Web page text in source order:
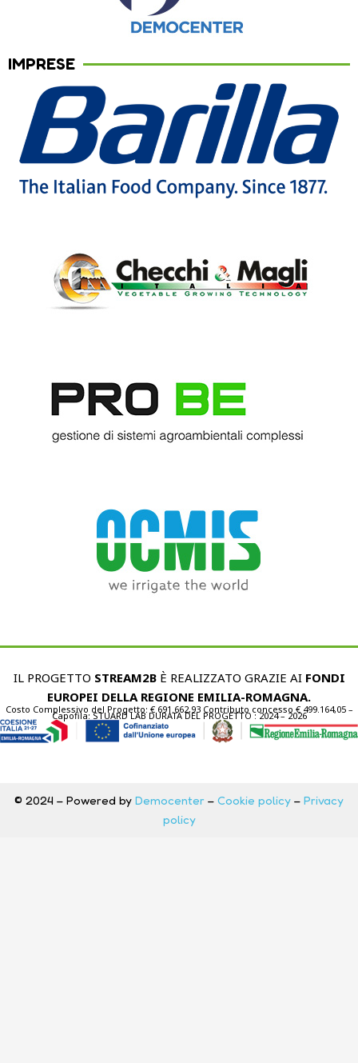
IMPRESE
IL PROGETTO STREAM2BÈ REALIZZATO GRAZIE AI FONDI
EUROPEI DELLA REGIONE EMILIA-ROMAGNA.
Costo Complessivo del Progetto: € 691.662,93 Contributo concesso € 499.164,05 –
Capofila: STUARD LAB DURATA DEL PROGETTO : 2024 – 2026
© 2024 – Powered by Democenter – Cookie policy – Privacy
policy